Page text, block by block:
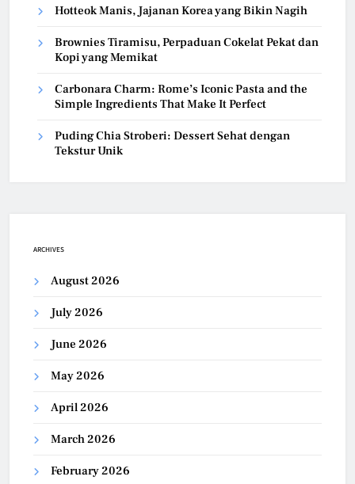
Hotteok Manis, Jajanan Korea yang Bikin Nagih
Brownies Tiramisu, Perpaduan Cokelat Pekat dan
Kopi yang Memikat
Carbonara Charm: Rome’s Iconic Pasta and the
Simple Ingredients That Make It Perfect
Puding Chia Stroberi: Dessert Sehat dengan
Tekstur Unik
ARCHIVES
August 2026
July 2026
June 2026
May 2026
April 2026
March 2026
February 2026